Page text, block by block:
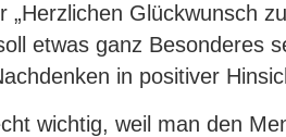
„Herzlichen Glückwunsch
etwas ganz Besonderes
in positiver
wichtig, weil man den